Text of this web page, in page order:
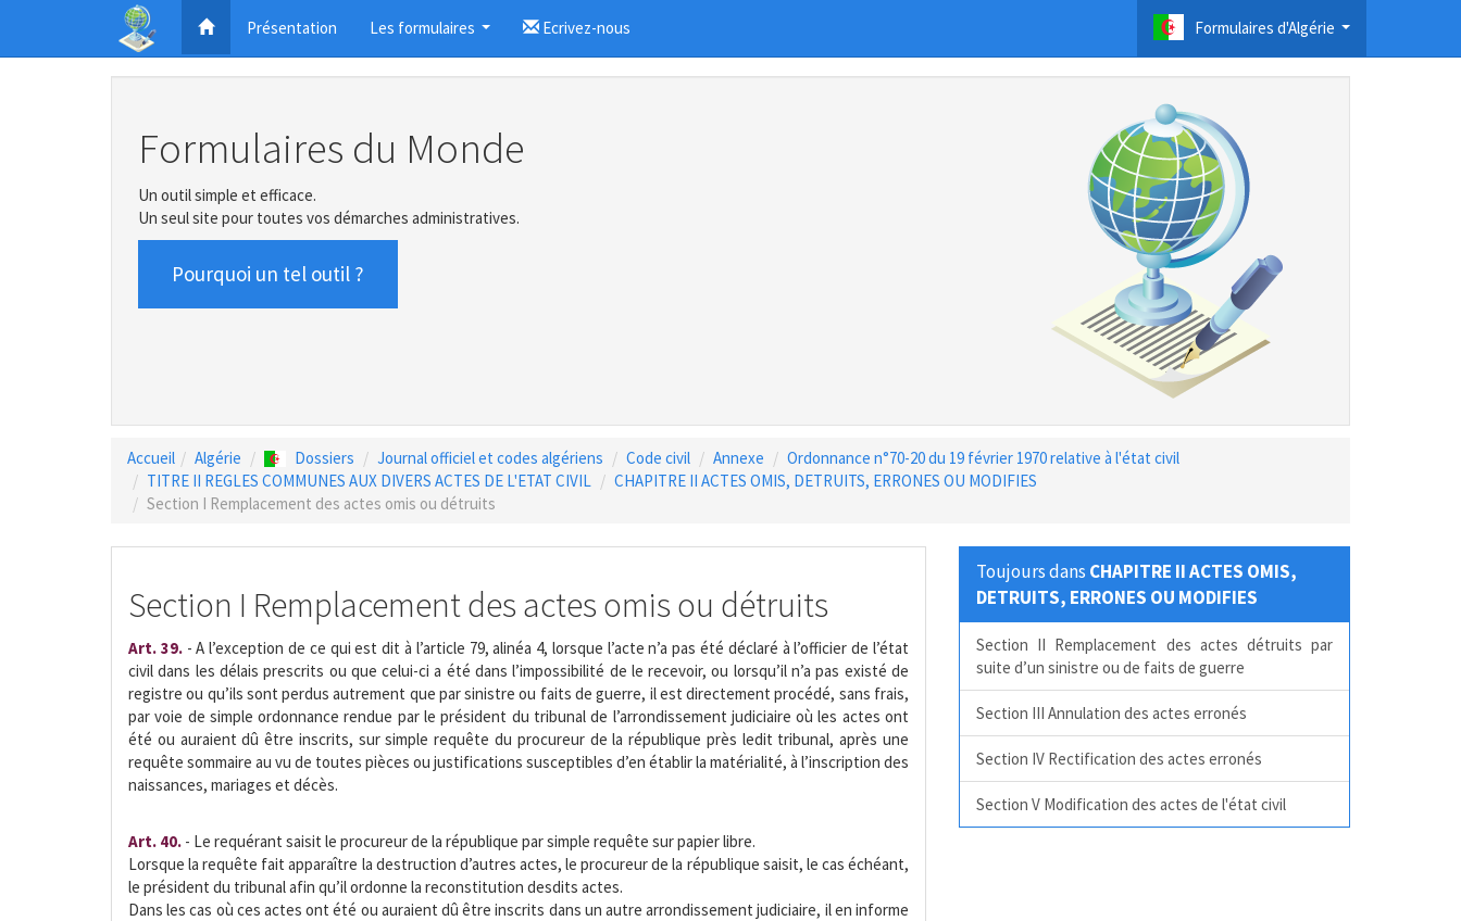
Présentation Les formulaires Ecrivez-nous Formulaires d'Algérie
Formulaires du Monde
Un outil simple et efficace.
Un seul site pour toutes vos démarches administratives.
Pourquoi un tel outil ?
Accueil Algérie Dossiers Journal officiel et codes algériens Code civil Annexe
Ordonnance n°70-20 du 19 février 1970 relative à l'état civil
TITRE II REGLES COMMUNES AUX DIVERS ACTES DE L'ETAT CIVIL
CHAPITRE II ACTES OMIS, DETRUITS, ERRONES OU MODIFIES
Section I Remplacement des actes omis ou détruits
Section I Remplacement des actes omis ou détruits
Art. 39. - A l’exception de ce qui est dit à l’article 79, alinéa 4, lorsque l’acte n’a pas été déclaré à l’officier de l’état
civil dans les délais prescrits ou que celui-ci a été dans l’impossibilité de le recevoir, ou lorsqu’il n’a pas existé de
registre ou qu’ils sont perdus autrement que par sinistre ou faits de guerre, il est directement procédé, sans frais,
par voie de simple ordonnance rendue par le président du tribunal de l’arrondissement judiciaire où les actes ont
été ou auraient dû être inscrits, sur simple requête du procureur de la république près ledit tribunal, après une
requête sommaire au vu de toutes pièces ou justifications susceptibles d’en établir la matérialité, à l’inscription des
naissances, mariages et décès.
Art. 40. - Le requérant saisit le procureur de la république par simple requête sur papier libre.
Lorsque la requête fait apparaître la destruction d’autres actes, le procureur de la république saisit, le cas échéant,
le président du tribunal afin qu’il ordonne la reconstitution desdits actes.
Dans les cas où ces actes ont été ou auraient dû être inscrits dans un autre arrondissement judiciaire, il en informe
Toujours dans CHAPITRE II ACTES OMIS,
DETRUITS, ERRONES OU MODIFIES
Section II Remplacement des actes détruits par
suite d’un sinistre ou de faits de guerre
Section III Annulation des actes erronés
Section IV Rectification des actes erronés
Section V Modification des actes de l'état civil